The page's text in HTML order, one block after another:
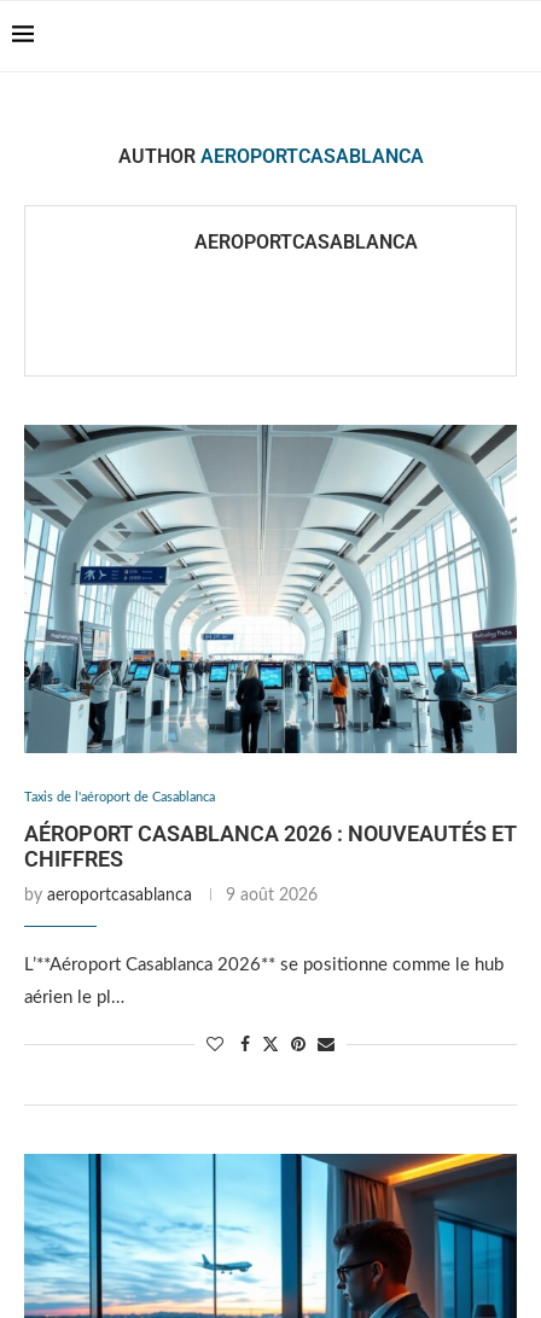
AUTHOR AEROPORTCASABLANCA
AEROPORTCASABLANCA
Taxis de l'aéroport de Casablanca
AÉROPORT CASABLANCA 2026 : NOUVEAUTÉS ET
CHIFFRES
by aeroportcasablanca 9 août 2026
L’**Aéroport Casablanca 2026** se positionne comme le hub
aérien le pl…